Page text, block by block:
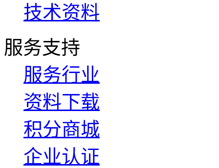
技术资料
服务支持
服务行业
资料下载
积分商城
企业认证